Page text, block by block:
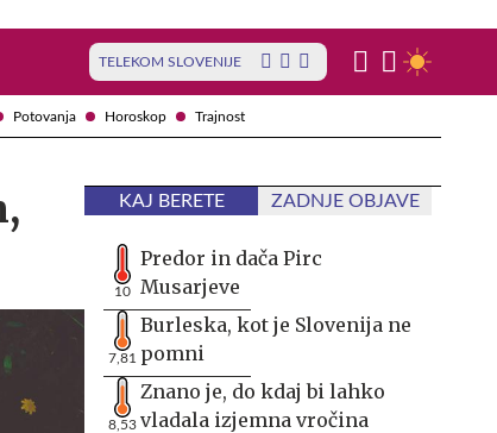
Potovanja Horoskop Trajnost
TELEKOM SLOVENIJE
KAJ BERETE ZADNJE OBJAVE
10
Predor in dača Pirc
Musarjeve
7,81
Burleska, kot je Slovenija ne
pomni
8,53
Znano je, do kdaj bi lahko
vladala izjemna vročina